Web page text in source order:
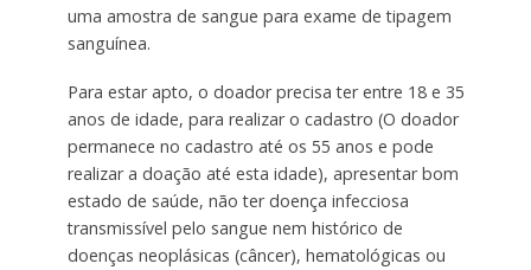
uma amostra de sangue para exame de tipagem
sanguínea.
Para estar apto, o doador precisa ter entre 18 e 35
anos de idade, para realizar o cadastro (O doador
permanece no cadastro até os 55 anos e pode
realizar a doação até esta idade), apresentar bom
estado de saúde, não ter doença infecciosa
transmissível pelo sangue nem histórico de
doenças neoplásicas (câncer), hematológicas ou